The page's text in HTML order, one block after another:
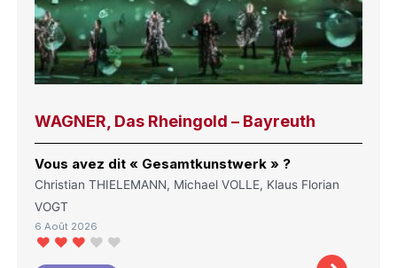
WAGNER, Das Rheingold – Bayreuth
Vous avez dit « Gesamtkunstwerk » ?
Christian THIELEMANN, Michael VOLLE, Klaus Florian
VOGT
6 Août 2026